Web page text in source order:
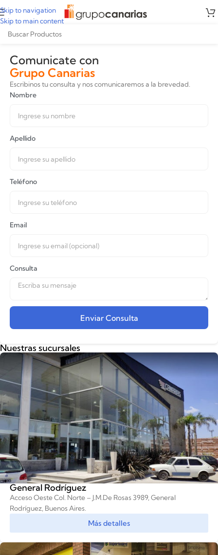
Skip to navigation
Skip to main content
Comunicate con
Grupo Canarias
Escribinos tu consulta y nos comunicaremos a la brevedad.
Nombre
Apellido
Teléfono
Email
Consulta
Enviar Consulta
Nuestras sucursales
General Rodríguez
Acceso Oeste Col. Norte – J.M.De Rosas 3989, General
Rodríguez, Buenos Aires.
Más detalles